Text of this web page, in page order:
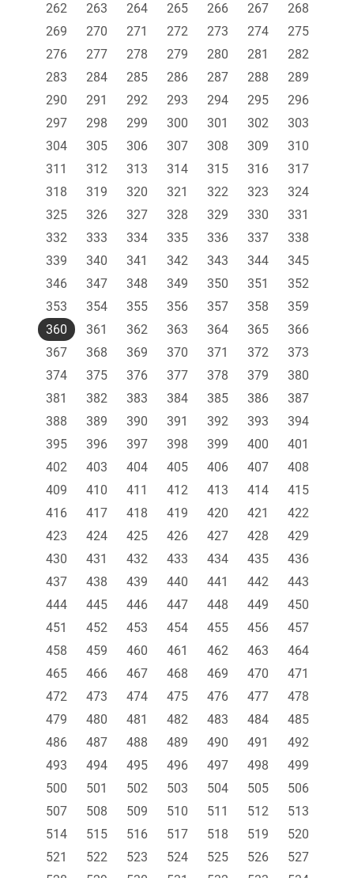
262
263 264 265 266 267
268
269
270 271 272 273 274
275
276
277 278 279 280 281
282
283
284 285 286 287 288
289
290
291 292 293 294 295
296
297
298 299 300 301 302
303
304
305 306 307 308 309
310
311
312 313 314 315 316
317
318
319 320 321 322 323
324
325
326 327 328 329 330
331
332
333 334 335 336 337
338
339
340 341 342 343 344
345
346
347 348 349 350 351
352
353
354 355 356 357 358
359
360
361 362 363 364 365
366
367
368 369 370 371 372
373
374
375 376 377 378 379
380
381
382 383 384 385 386
387
388
389 390 391 392 393
394
395
396 397 398 399 400
401
402
403 404 405 406 407
408
409
410 411 412 413 414
415
416
417 418 419 420 421
422
423
424 425 426 427 428
429
430
431 432 433 434 435
436
437
438 439 440 441 442
443
444
445 446 447 448 449
450
451
452 453 454 455 456
457
458
459 460 461 462 463
464
465
466 467 468 469 470
471
472
473 474 475 476 477
478
479
480 481 482 483 484
485
486
487 488 489 490 491
492
493
494 495 496 497 498
499
500
501 502 503 504 505
506
507
508 509 510 511 512
513
514
515 516 517 518 519
520
521
522 523 524 525 526
527